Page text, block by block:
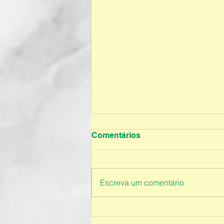
Comentários
Escreva um comentário